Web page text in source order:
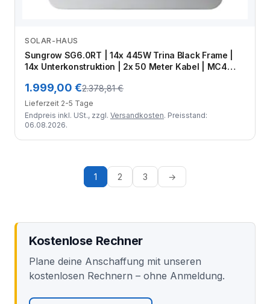
SOLAR-HAUS
Sungrow SG6.0RT | 14x 445W Trina Black Frame |
14x Unterkonstruktion | 2x 50 Meter Kabel | MC4
1.999,00 €2.378,81 €
Lieferzeit 2-5 Tage
Endpreis inkl. USt., zzgl. Versandkosten. Preisstand:
06.08.2026.
1 2 3 →
Kostenlose Rechner
Plane deine Anschaffung mit unseren
kostenlosen Rechnern – ohne Anmeldung.